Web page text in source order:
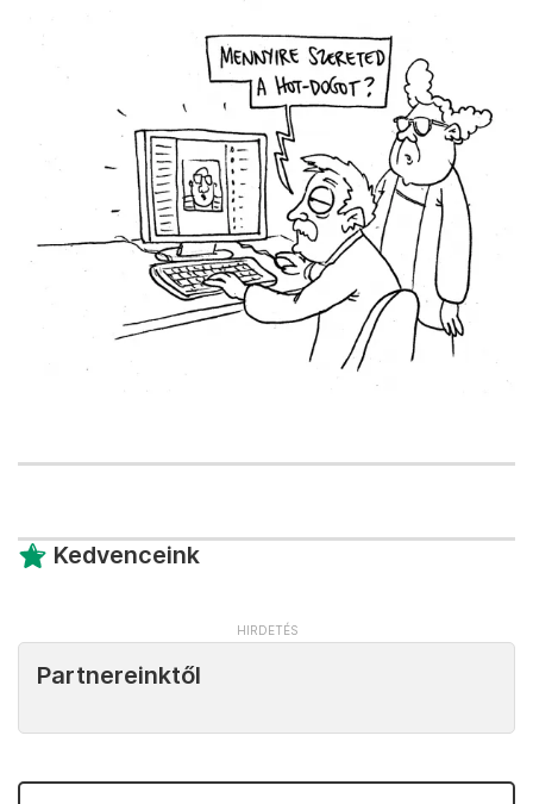
Kedvenceink
Partnereinktől